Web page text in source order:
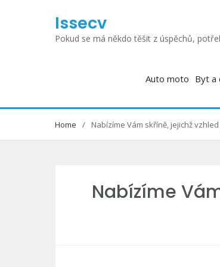
Issecv
Pokud se má někdo těšit z úspěchů,
Auto moto Byt a
Home Nabízíme Vám skříně, jejichž
Nabízíme